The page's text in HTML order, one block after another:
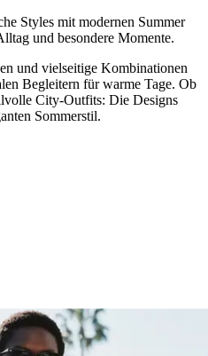
Styles mit modernen Summer
und besondere Momente.
und vielseitige Kombinationen
Begleitern für warme Tage. Ob
City-Outfits: Die Designs
Sommerstil.